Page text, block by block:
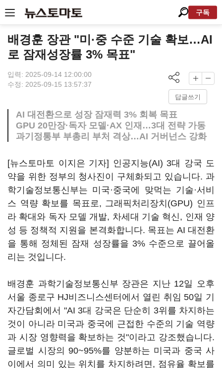
구독
배경훈 장관 "미·중 수준 기술 확보…AI
로 잠재성장률 3% 목표"
입력: 2025-09-14 12:00:00
수정: 2025-09-15 13:57:37
답글쓰기
AI 대전환으로 성장 잠재력 3% 회복 목표
GPU 20만장·독자 모델·AX 인재…3대 전략 가동
과기정통부 부총리 부처 격상…AI 거버넌스 강화
[뉴스토마토 이지은 기자] 인공지능(AI) 3대 강국 도
약을 위한 정부의 청사진이 구체화되고 있습니다. 과
학기술정보통신부는 미국·중국에 맞먹는 기술·서비
스 역량 확보를 목표로, 그래픽처리장치(GPU) 인프
라 확대와 독자 모델 개발, 차세대 기술 혁신, 인재 양
성 등 정책적 지원을 본격화합니다. 목표는 AI 대전환
을 통해 정체된 잠재 성장률을 3% 수준으로 끌어올
리는 것입니다.
배경훈 과학기술정보통신부 장관은 지난 12일 오후
서울 종로구 HJ비즈니스센터에서 열린 취임 50일 기
자간담회에서 "AI 3대 강국은 단순히 3위를 차지하는
것이 아니라 미국과 중국에 근접한 수준의 기술 역량
과 시장 영향력을 확보하는 것"이라고 강조했습니다.
글로벌 시장의 90~95%를 양분하는 미국과 중국 사
이에서 의미 있는 위치를 차지하려면, 점유율 확보를